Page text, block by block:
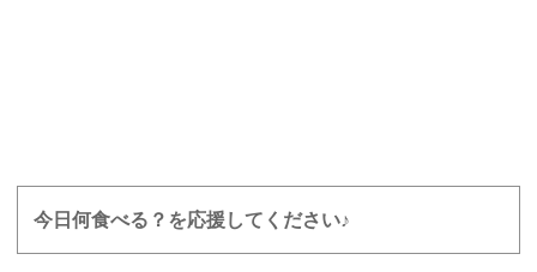
今日何食べる？を応援してください♪